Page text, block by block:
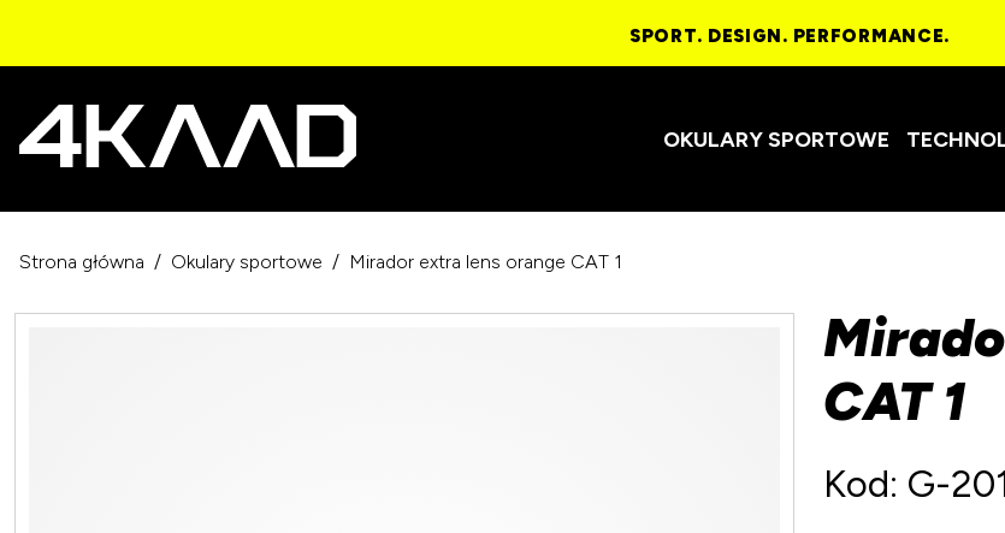
SPORT. DESIGN. PERFORMANCE.
OKULARY SPORTOWE
Strona główna Okulary sportowe Mirador extra lens orange CAT 1
CAT 1
Kod: G-